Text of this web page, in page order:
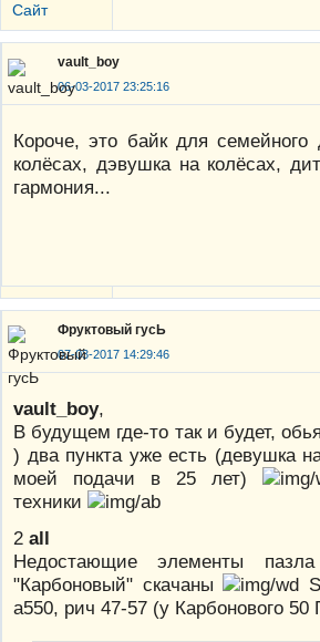
Сайт
vault_boy
06-03-2017 23:25:16
Короче, это байк для
колёсах, дэвушка на колёсах,
гармония...
Фруктовый гусЬ
07-03-2017 14:29:46
vault_boy,
В будущем где-то так и будет,
) два пункта уже есть (девушка
моей подачи в 25 лет)
техники
2 all
Недостающие элементы
"Карбоновый" скачаны
a550, рич 47-57 (у Карбонового 50